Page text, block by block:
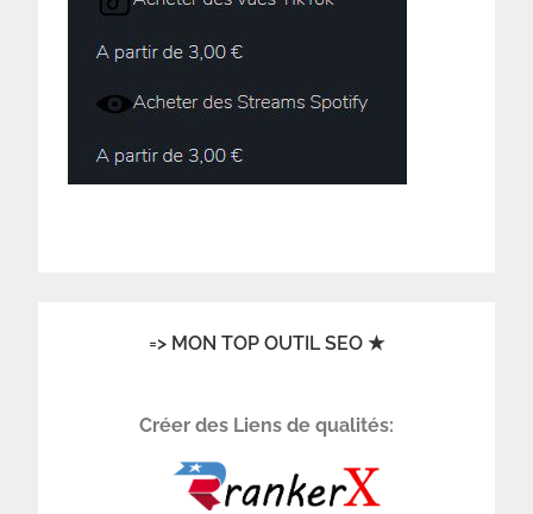
=> MON TOP OUTIL SEO ★
Créer des Liens de qualités: